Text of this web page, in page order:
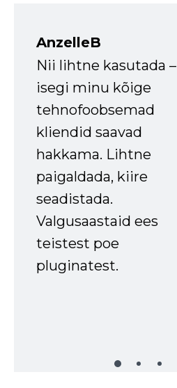
AnzelleB
Nii lihtne kasutada –
isegi minu kõige
tehnofoobsemad
kliendid saavad
hakkama. Lihtne
paigaldada, kiire
seadistada.
Valgusaastaid ees
teistest poe
pluginatest.